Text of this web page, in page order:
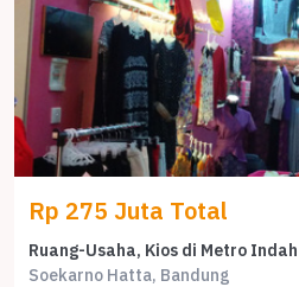
Rp 275 Juta Total
Ruang-Usaha, Kios di Metro
Soekarno Hatta, Bandung